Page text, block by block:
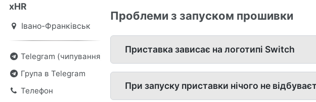
xHR
Івано-Франківськ
Telegram (чипування)
Група в Telegram
Телефон
Проблеми з запуском прошивки
Приставка зависає на логотипі Switch
При запуску приставки нічого не